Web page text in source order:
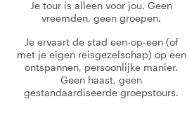
Je tour is alleen voor jou. Geen
vreemden, geen groepen.
Je ervaart de stad een-op-een (of
met je eigen reisgezelschap) op een
ontspannen, persoonlijke manier.
Geen haast, geen
gestandaardiseerde groepstours.